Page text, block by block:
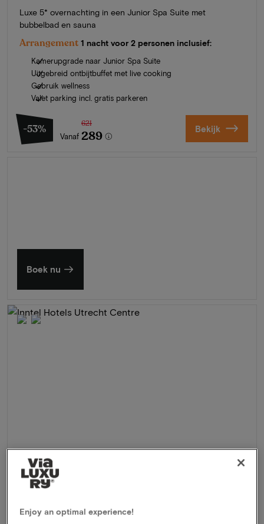
Luxe 5* overnachting in een Junior Spa Suite met
bubbelbad en sauna
Arrangement 1 nacht voor 2 personen inclusief:
Kamerupgrade naar Junior Spa Suite
Uitgebreid ontbijtbuffet met live cooking
Gebruik wellness
Valet parking incl. gratis parkeren
-53%
Vanaf
621
289 Bekijk
Boek nu
Inntel Hotels Utrecht Centre
Enjoy an optimal experience!